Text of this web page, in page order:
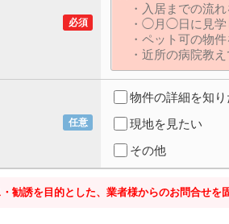
必須
任意
物件の詳細を知り
現地を見たい
その他
勧誘を目的とした、業者様からのお問合せを